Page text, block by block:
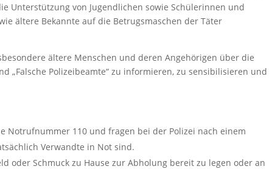
Unterstützung von Jugendlichen sowie Schülerinnen und
ältere Bekannte auf die Betrugsmaschen der Täter
ältere Menschen und deren Angehörigen über die
„Falsche Polizeibeamte“ zu informieren, zu sensibilisieren und
Notrufnummer 110 und fragen bei der Polizei nach einem
Verwandte in Not sind.
oder Schmuck zu Hause zur Abholung bereit zu legen oder an